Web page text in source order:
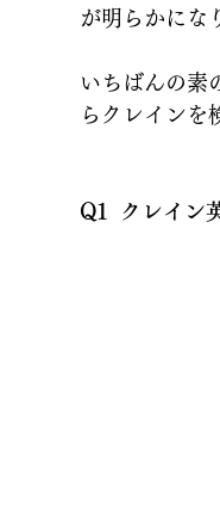
が明らかにな
いちばんの素
らクレインを
Q1  クレイン